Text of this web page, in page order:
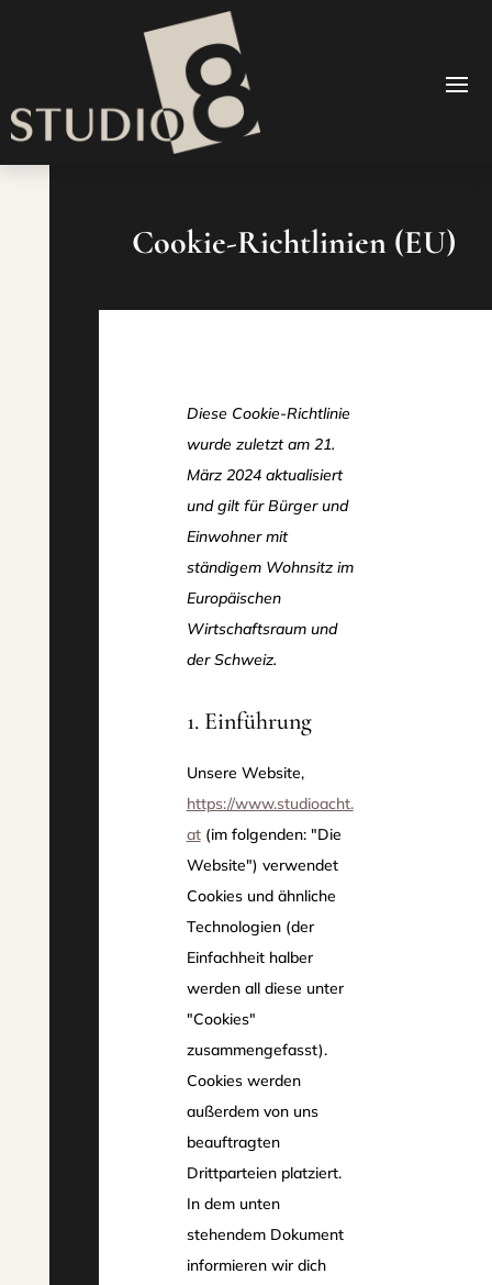
Cookie-Richtlinien (EU)
Diese Cookie-Richtlinie
wurde zuletzt am 21.
März 2024 aktualisiert
und gilt für Bürger und
Einwohner mit
ständigem Wohnsitz im
Europäischen
Wirtschaftsraum und
der Schweiz.
1. Einführung
Unsere Website,
https://www.studioacht.
at(im folgenden: "Die
Website") verwendet
Cookies und ähnliche
Technologien (der
Einfachheit halber
werden all diese unter
"Cookies"
zusammengefasst).
Cookies werden
außerdem von uns
beauftragten
Drittparteien platziert.
In dem unten
stehendem Dokument
informieren wir dich